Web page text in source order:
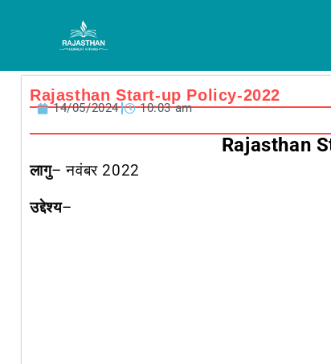
Rajasthan Start-up Policy-2022
14/05/2024 10:03 am
Rajasthan
लागु– नवंबर 2022
उद्देश्य–